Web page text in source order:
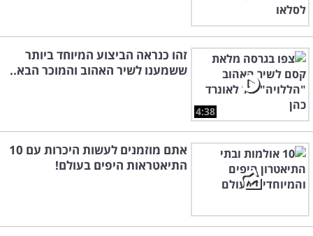
4:38
זהו כנראה הביצוע המיוחד ביותר
ששמענו לשיר האהוב והמוכר הבא..
אתם מוזמנים לעשות היכרות עם 10
התיאטראות היפים בעולם!